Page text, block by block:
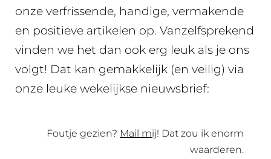
onze verfrissende, handige, vermakende
en positieve artikelen op. Vanzelfsprekend
vinden we het dan ook erg leuk als je ons
volgt! Dat kan gemakkelijk (en veilig) via
onze leuke wekelijkse nieuwsbrief:
Foutje gezien? Mail mij! Dat zou ik enorm
waarderen.